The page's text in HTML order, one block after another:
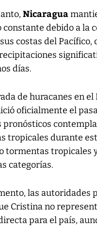
Nicaragua
debido a la
costas del Pacífico,
días.
de huracanes en el
oficialmente el
pronósticos
tropicales durante
tormentas tropicales
categorías.
las autoridades
Cristina no
para el país,